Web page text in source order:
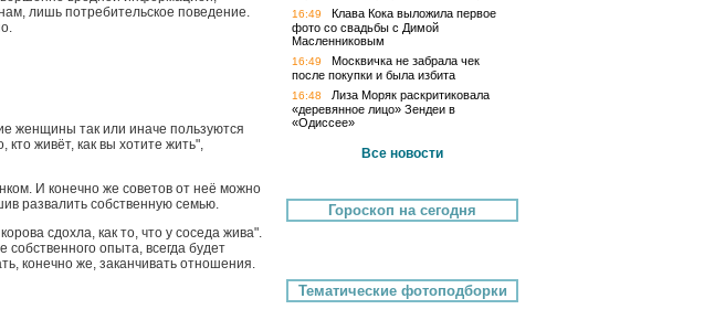
лишь потребительское поведение.
женщины так или иначе пользуются
кто живёт, как вы хотите жить",
И конечно же советов от неё можно
развалить собственную семью.
сдохла, как то, что у соседа жива".
собственного опыта, всегда будет
конечно же, заканчивать отношения.
16:49
Клава Кока выложила первое
фото со свадьбы с Димой
Масленниковым
16:49
Москвичка не забрала чек
после покупки и была избита
16:48
Лиза Моряк раскритиковала
«деревянное лицо» Зендеи в
«Одиссее»
Все новости
Гороскоп на сегодня
Тематические фотоподборки